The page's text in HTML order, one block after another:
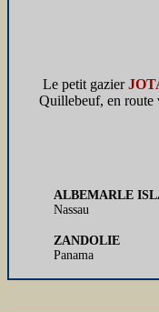
Le petit gazier
Quillebeuf, en route
ALBEMARLE
Nassau
ZANDOLIE
Panama